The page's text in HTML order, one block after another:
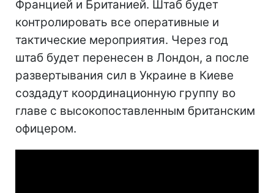
Францией и Британией. Штаб будет
контролировать все оперативные и
тактические мероприятия. Через год
штаб будет перенесен в Лондон, а после
развертывания сил в Украине в Киеве
создадут координационную группу во
главе с высокопоставленным британским
офицером.